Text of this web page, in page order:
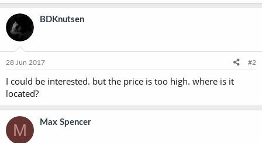
BDKnutsen
28 Jun 2017 #2
I could be interested. but the price is too high. where is it
located?
M Max Spencer